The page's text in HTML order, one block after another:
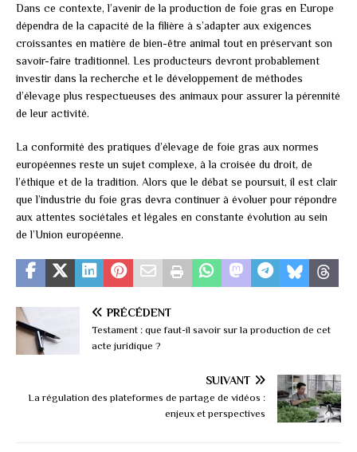
Dans ce contexte, l’avenir de la production de foie gras en Europe
dépendra de la capacité de la filière à s’adapter aux exigences
croissantes en matière de bien-être animal tout en préservant son
savoir-faire traditionnel. Les producteurs devront probablement
investir dans la recherche et le développement de méthodes
d’élevage plus respectueuses des animaux pour assurer la pérennité
de leur activité.
La conformité des pratiques d’élevage de foie gras aux normes
européennes reste un sujet complexe, à la croisée du droit, de
l’éthique et de la tradition. Alors que le débat se poursuit, il est clair
que l’industrie du foie gras devra continuer à évoluer pour répondre
aux attentes sociétales et légales en constante évolution au sein
de l’Union européenne.
PRÉCÉDENT
Testament : que faut-il savoir sur la production de cet
acte juridique ?
SUIVANT
La régulation des plateformes de partage de vidéos :
enjeux et perspectives